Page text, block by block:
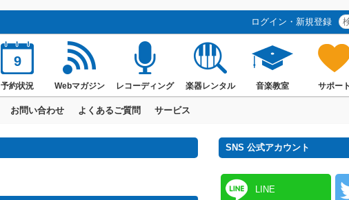
ログイン・新規登録
9
予約状況 Webマガジン レコーディング 楽器レンタル 音楽教室 サポート
お問い合わせ よくあるご質問 サービス
SNS 公式アカウント
LINE